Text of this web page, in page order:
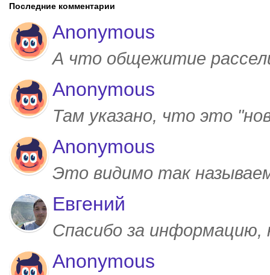
Последние комментарии
Anonymous
А что общежитие
Anonymous
Там указано, что это
Anonymous
Это видимо так
Евгений
Спасибо за
Anonymous